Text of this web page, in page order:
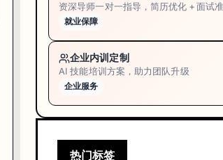
资深导师一对一指导，简历优化 + 面试
就业保障
企业内训定制
AI 技能培训方案，助力团队升级
企业服务
热门标签